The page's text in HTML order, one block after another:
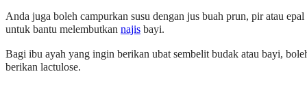
Anda juga boleh campurkan susu dengan jus buah prun, pir atau epal
untuk bantu melembutkan najis bayi.
Bagi ibu ayah yang ingin berikan ubat sembelit budak atau bayi,
berikan lactulose.